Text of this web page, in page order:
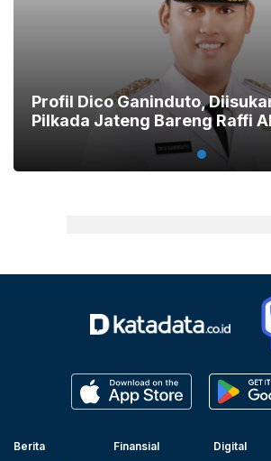
Profil Dico Ganinduto,
Pilkada Jateng Bareng Raffi
Berita
Finansial
Digital